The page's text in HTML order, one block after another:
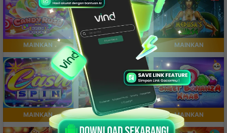
MAINKAN MAINKAN MAINKAN
MAINKAN MAINKAN MAINKAN